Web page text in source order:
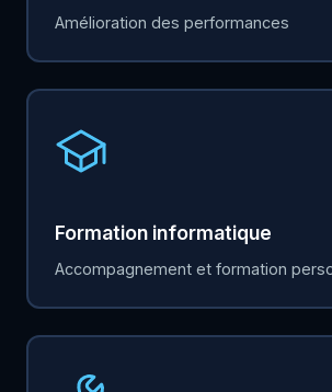
Amélioration des performances
Formation informatique
Accompagnement et formation